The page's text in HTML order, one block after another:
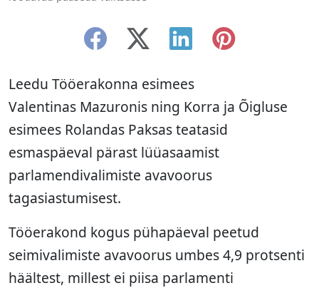
Leedu Tööerakonna esimees
Valentinas Mazuronis ning Korra ja Õigluse
esimees Rolandas Paksas teatasid
esmaspäeval pärast lüüasaamist
parlamendivalimiste avavoorus
tagasiastumisest.
Tööerakond kogus pühapäeval peetud
seimivalimiste avavoorus umbes 4,9 protsenti
häältest, millest ei piisa parlamenti